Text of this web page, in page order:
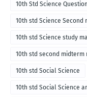
10th Std Science
10th std Science
10th std Science study
10th std second
10th std Social Science
10th std Social Science